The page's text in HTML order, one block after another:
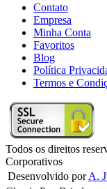
Contato
Empresa
Minha Conta
Favoritos
Blog
Política
Termos e
Todos os direitos
Corporativos
Desenvolvido porA.